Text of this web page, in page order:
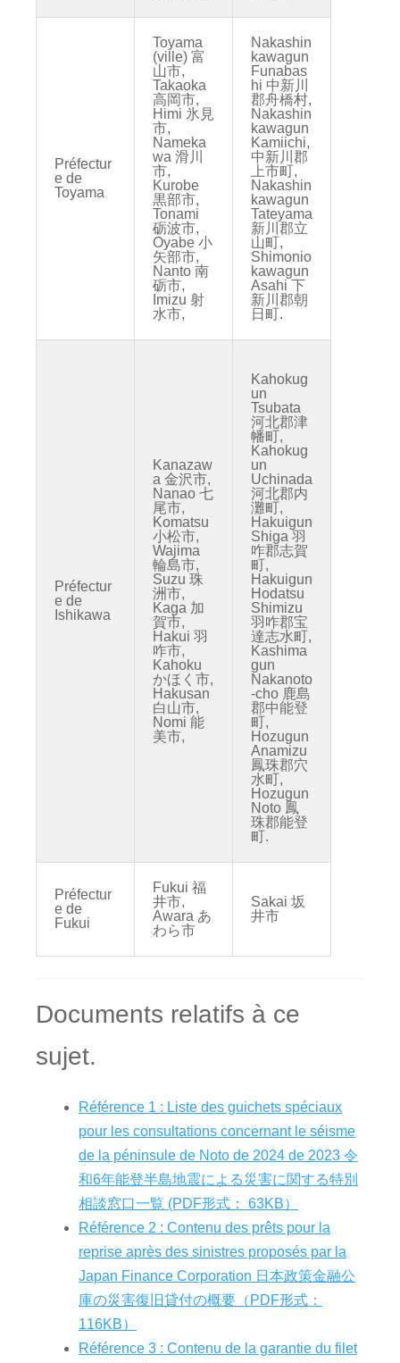
Préfectur
e de
Toyama
Toyama
(ville) 富
山市,
Takaoka
高岡市,
Himi 氷見
市,
Nameka
wa 滑川
市,
Kurobe
黒部市,
Tonami
砺波市,
Oyabe 小
矢部市,
Nanto 南
砺市,
Imizu 射
水市,
Nakashin
kawagun
Funabas
hi 中新川
郡舟橋村,
Nakashin
kawagun
Kamiichi,
中新川郡
上市町,
Nakashin
kawagun
Tateyama
新川郡立
山町,
Shimonio
kawagun
Asahi 下
新川郡朝
日町.
Préfectur
e de
Ishikawa
Kanazaw
a 金沢市,
Nanao 七
尾市,
Komatsu
小松市,
Wajima
輪島市,
Suzu 珠
洲市,
Kaga 加
賀市,
Hakui 羽
咋市,
Kahoku
かほく市,
Hakusan
白山市,
Nomi 能
美市,
Kahokug
un
Tsubata
河北郡津
幡町,
Kahokug
un
Uchinada
河北郡内
灘町,
Hakuigun
Shiga 羽
咋郡志賀
町,
Hakuigun
Hodatsu
Shimizu
羽咋郡宝
達志水町,
Kashima
gun
Nakanoto
-cho 鹿島
郡中能登
町,
Hozugun
Anamizu
鳳珠郡穴
水町,
Hozugun
Noto 鳳
珠郡能登
町.
Préfectur
e de
Fukui
Fukui 福
井市,
Awara あ
わら市
Sakai 坂
井市
Documents relatifs à ce
sujet.
Référence 1 : Liste des guichets spéciaux
pour les consultations concernant le séisme
de la péninsule de Noto de 2024 de 2023 令
和6年能登半島地震による災害に関する特別
相談窓口一覧 (PDF形式： 63KB）
Référence 2 : Contenu des prêts pour la
reprise après des sinistres proposés par la
Japan Finance Corporation 日本政策金融公
庫の災害復旧貸付の概要（PDF形式：
116KB）
Référence 3 : Contenu de la garantie du filet